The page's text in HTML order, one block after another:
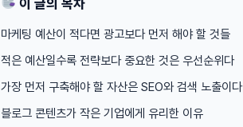
마케팅 예산이 적다면 광고보다 먼저 해야 할 것들
적은 예산일수록 전략보다 중요한 것은 우선순위다
가장 먼저 구축해야 할 자산은 SEO와 검색 노출이다
블로그 콘텐츠가 작은 기업에게 유리한 이유